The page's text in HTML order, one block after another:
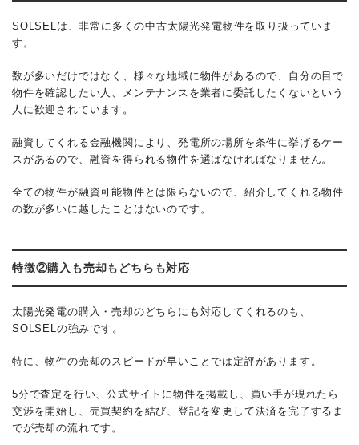
SOLSELは、非常に多くの中古太陽光発電物件を取り扱っていま
す。
数が多いだけではなく、様々な地域に物件があるので、自分の目で
物件を確認したい人、メンテナンスを業者に委託したくないという
人に歓迎されています。
融資してくれる金融機関により、発電所の場所を条件に挙げるケー
スがあるので、融資を得られる物件を選ばなければなりません。
全ての物件が融資可能物件とは限らないので、紹介してくれる物件
の数が多いに越したことはないのです。
特徴②購入も売却もどちらも対応
太陽光発電の購入・売却のどちらにも対応してくれるのも、
SOLSELの強みです。
特に、物件の売却のスピードが早いことでは定評があります。
5分で査定を行い、公式サイトに物件を掲載し、買い手が現れたら
交渉を開始し、売買契約を結び、登記を変更して決済を完了するま
でが売却の流れです。